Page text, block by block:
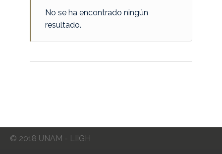
No se ha encontrado ningún
resultado.
© 2018 UNAM - LIIGH